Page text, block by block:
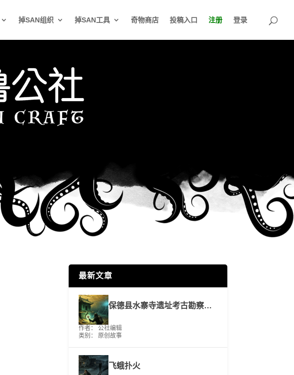
掉SAN组织 掉SAN工具 奇物商店 投稿入口 注册 登录
最新文章
保德县水寨寺遗址考古勘察工作报告
作者： 公社编辑
类别：
原创故事
飞蛾扑火